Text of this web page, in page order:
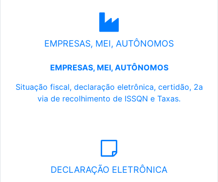
EMPRESAS, MEI, AUTÔNOMOS
EMPRESAS, MEI, AUTÔNOMOS
Situação fiscal, declaração eletrônica, certidão, 2a
via de recolhimento de ISSQN e Taxas.
DECLARAÇÃO ELETRÔNICA